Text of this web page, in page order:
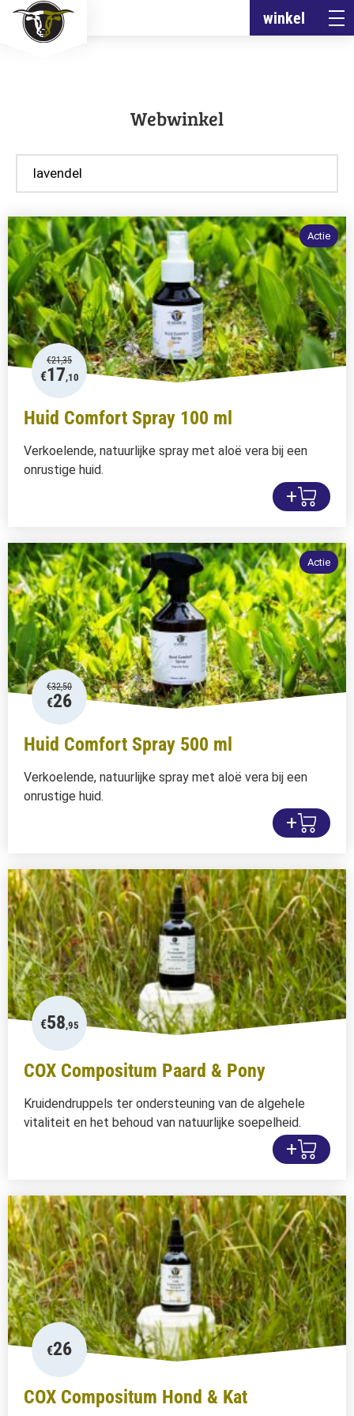
winkel
Webwinkel
door
€21,35
€17,10
Actie
Huid Comfort Spray 100 ml
Verkoelende, natuurlijke spray met aloë vera bij een
onrustige huid.
+
€32,50
€26
Actie
Huid Comfort Spray 500 ml
Verkoelende, natuurlijke spray met aloë vera bij een
onrustige huid.
+
€58,95
COX Compositum Paard & Pony
Kruidendruppels ter ondersteuning van de algehele
vitaliteit en het behoud van natuurlijke soepelheid.
+
€26
COX Compositum Hond & Kat